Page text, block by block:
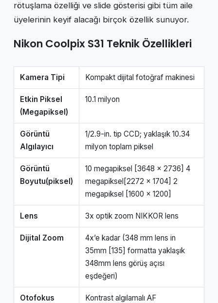
rötuşlama özelliği ve slide gösterisi gibi tüm aile
üyelerinin keyif alacağı birçok özellik sunuyor.
Nikon Coolpix S31 Teknik Özellikleri
Kamera Tipi Kompakt dijital fotoğraf makinesi
Etkin Piksel
(Megapiksel)
10.1 milyon
Görüntü
Algılayıcı
1/2.9-in. tip CCD; yaklaşık 10.34
milyon toplam piksel
Görüntü
Boyutu(piksel)
10 megapiksel [3648 x 2736] 4
megapiksel[2272 x 1704] 2
megapiksel [1600 x 1200]
Lens 3x optik zoom NIKKOR lens
Dijital Zoom
4x’e kadar (348 mm lens in
35mm [135] formatta yaklaşık
348mm lens görüş açısı
eşdeğeri)
Otofokus Kontrast algılamalı AF